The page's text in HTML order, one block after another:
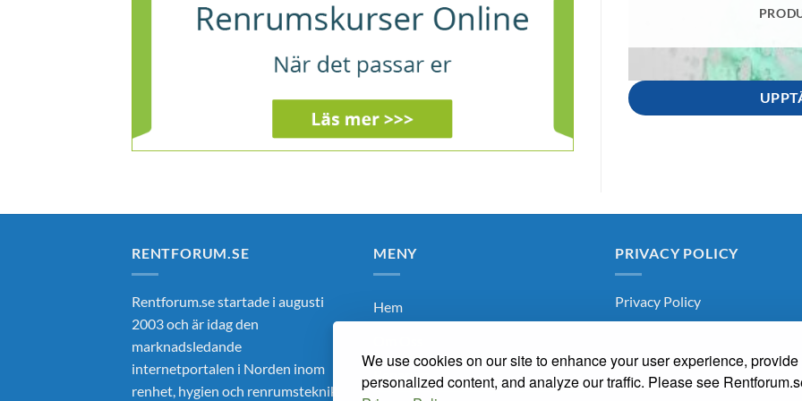
We use cookies on our site to enhance your user experience, provide
personalized content, and analyze our traffic. Please see
RENTFORUM.SE
Rentforum.se startade i augusti
2003 och är idag den
marknadsledande
internetportalen i Norden inom
renhet, hygien och renrumsteknik.
MENY
Hem
Renarum
PRIVACY POLICY
Privacy Policy